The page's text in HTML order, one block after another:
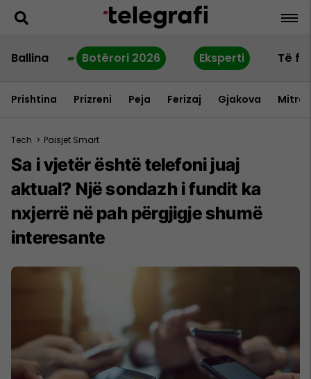
Ballina Botërori 2026 Eksperti Të
Prishtina Prizreni Peja Ferizaj Gjakova
Tech > Paisjet Smart
Sa i vjetër është telefoni juaj
aktual? Një sondazh i fundit ka
nxjerrë në pah përgjigje shumë
interesante